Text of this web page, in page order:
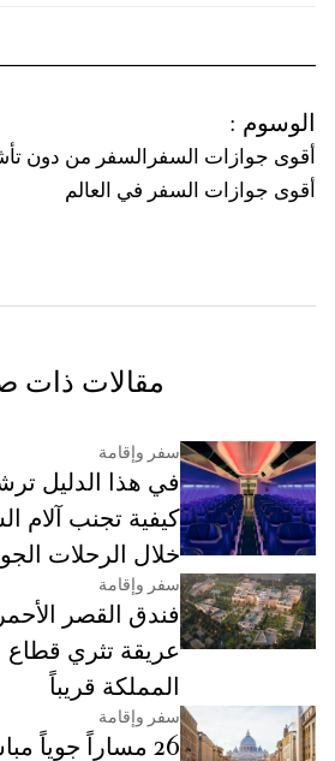
الوسوم :
أقوى جوازات السفر
السفر من دون
أقوى جوازات السفر في العالم
مقالات ذات
سفر وإقامة
في هذا الدليل
كيفية تجنب آلام
خلال الرحلات
سفر وإقامة
فندق القصر
عريقة تثري قطاع
المملكة قريباً
سفر وإقامة
26 مساراً جوياً